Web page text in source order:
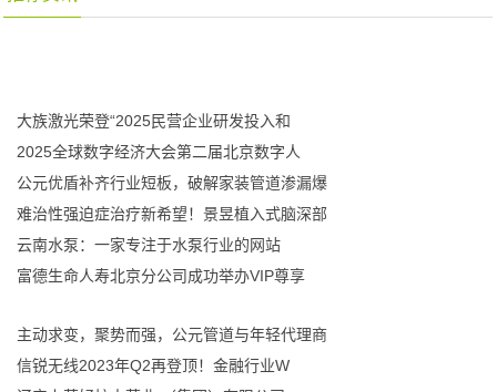
大族激光荣登“2025民营企业研发投入和
2025全球数字经济大会第二届北京数字人
公元优盾补齐行业短板，破解家装管道渗漏爆
难治性强迫症治疗新希望！景昱植入式脑深部
云南水泵：一家专注于水泵行业的网站
富德生命人寿北京分公司成功举办VIP尊享
主动求变，聚势而强，公元管道与年轻代理商
信锐无线2023年Q2再登顶！金融行业W